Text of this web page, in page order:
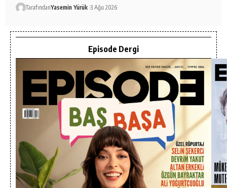
TarafındanYasemin Yürük 3 Ağu 2026
Episode Dergi